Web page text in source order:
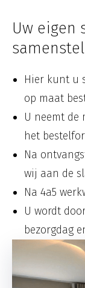
Uw eigen
Hier kunt u
op maat
U neemt de
het
Na
wij aan de
Na 4a5
U wordt
bezorgdag